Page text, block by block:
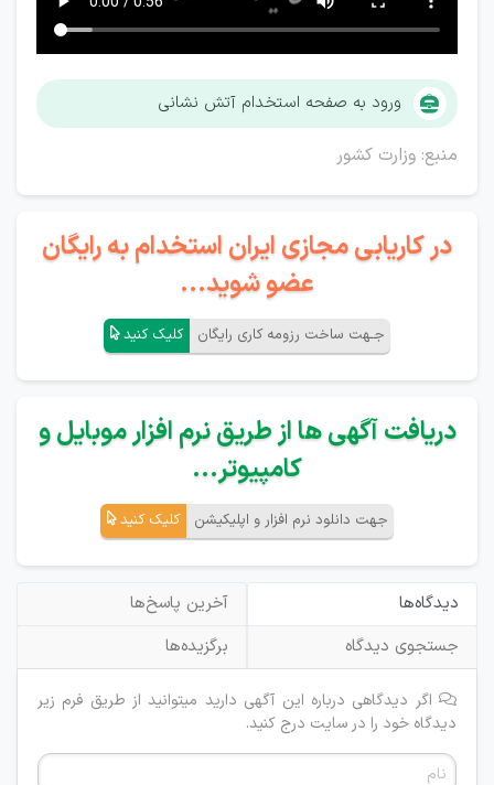
ورود به صفحه استخدام آتش نشانی
منبع: وزارت کشور
در کاریابی مجازی ایران استخدام به رایگان
عضو شوید...
جـهت ساخت رزومه کاری رایگان کلیک کنید
دریافت آگهی ها از طریق نرم افزار موبایل و
کامپیوتر...
جهت دانلود نرم افزار و اپلیکیشن کلیک کنید
دیدگاه‌ها
آخرین پاسخ‌ها
جستجوی دیدگاه
برگزیده‌ها
اگر دیدگاهی درباره این آگهی دارید میتوانید از طریق فرم زیر
دیدگاه خود را در سایت درج کنید.